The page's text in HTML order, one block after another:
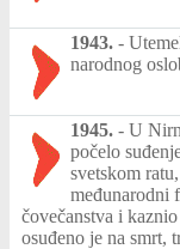
1943. -
narodnog
1945. - U
počelo
svetskom
međunarodni
čovečanstva i
osuđeno je na smrt,